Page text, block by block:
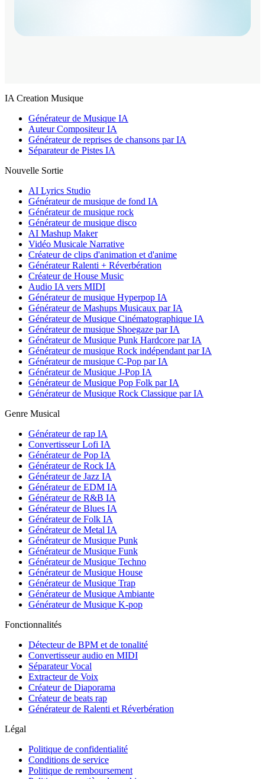
IA Creation Musique
Générateur de Musique IA
Auteur Compositeur IA
Générateur de reprises de chansons par IA
Séparateur de Pistes IA
Nouvelle Sortie
AI Lyrics Studio
Générateur de musique de fond IA
Générateur de musique rock
Générateur de musique disco
AI Mashup Maker
Vidéo Musicale Narrative
Créateur de clips d'animation et d'anime
Générateur Ralenti + Réverbération
Créateur de House Music
Audio IA vers MIDI
Générateur de musique Hyperpop IA
Générateur de Mashups Musicaux par IA
Générateur de Musique Cinématographique IA
Générateur de musique Shoegaze par IA
Générateur de Musique Punk Hardcore par IA
Générateur de musique Rock indépendant par IA
Générateur de musique C-Pop par IA
Générateur de Musique J-Pop IA
Générateur de Musique Pop Folk par IA
Générateur de Musique Rock Classique par IA
Genre Musical
Générateur de rap IA
Convertisseur Lofi IA
Générateur de Pop IA
Générateur de Rock IA
Générateur de Jazz IA
Générateur de EDM IA
Générateur de R&B IA
Générateur de Blues IA
Générateur de Folk IA
Générateur de Metal IA
Générateur de Musique Punk
Générateur de Musique Funk
Générateur de Musique Techno
Générateur de Musique House
Générateur de Musique Trap
Générateur de Musique Ambiante
Générateur de Musique K-pop
Fonctionnalités
Détecteur de BPM et de tonalité
Convertisseur audio en MIDI
Séparateur Vocal
Extracteur de Voix
Créateur de Diaporama
Créateur de beats rap
Générateur de Ralenti et Réverbération
Légal
Politique de confidentialité
Conditions de service
Politique de remboursement